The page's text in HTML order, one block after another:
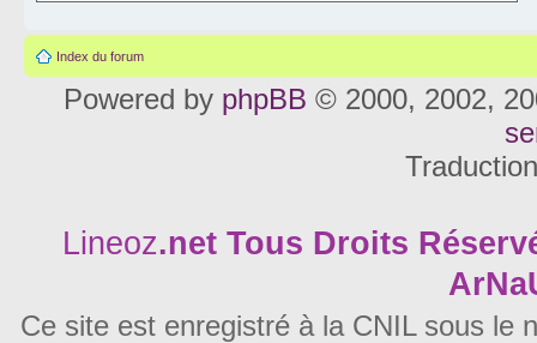
Index du forum
Powered by phpBB © 2000, 2002,
Lineoz.net Tous Droits
Ce site est enregistré à la CNIL sous le